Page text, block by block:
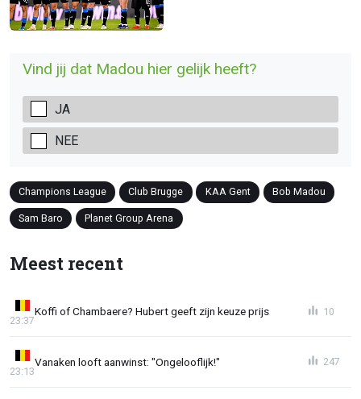
Vind jij dat Madou hier gelijk heeft?
JA
NEE
Champions League Club Brugge KAA Gent Bob Madou
Sam Baro Planet Group Arena
Meest recent
Koffi of Chambaere? Hubert geeft zijn keuze prijs
23:37
10
Vanaken looft aanwinst: "Ongelooflijk!"
23:13
247